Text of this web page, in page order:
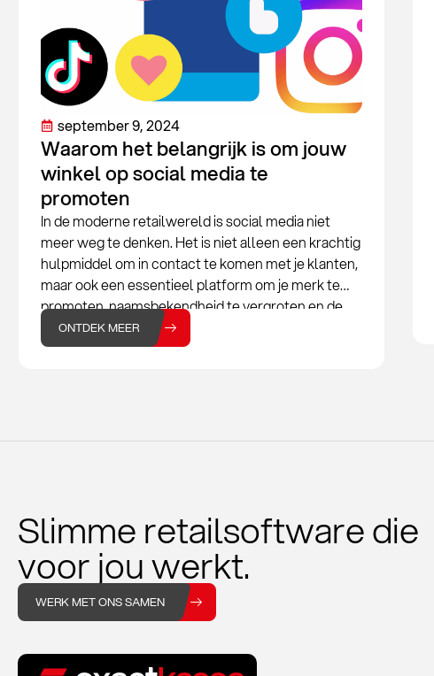
september 9, 2024
Waarom het belangrijk is om jouw
winkel op social media te
promoten
In de moderne retailwereld is social media niet
meer weg te denken. Het is niet alleen een krachtig
hulpmiddel om in contact te komen met je klanten,
maar ook een essentieel platform om je merk te
promoten, naamsbekendheid te vergroten en de
omzet van je modewinkel te verhogen. Voor
modewinkels,
ONTDEK MEER
Slimme retailsoftware die
voor jou werkt.
WERK MET ONS SAMEN